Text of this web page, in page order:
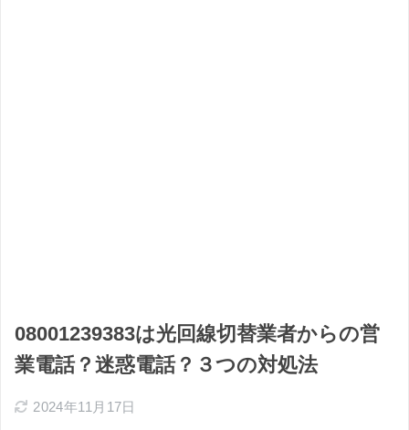
08001239383は光回線切替業者からの営
業電話？迷惑電話？３つの対処法
2024年11月17日